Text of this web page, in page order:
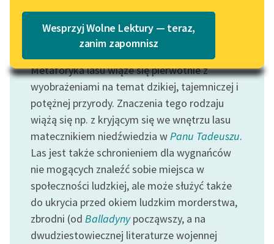
Lektury szkolne i klasyka
literatury do słuchania dla
uczennic i uczniów z
niepełnosprawnościami
E-kolekcja lektur
szkolnych i literatury do
słuchania dla uczennic i
uczniów z
niepełnosprawnościami
Feministyczne inspiracje.
Popularyzacja
skandynawskiej literatury
feministycznej
Katalog w formacie PDF
Wesprzyj Wolne Lektury — teraz,
zanim zapomnisz
Motyw: Las
Metaforyka lasu wiąże się pierwotnie z
wyobrażeniami na temat dzikiej, tajemniczej i
potężnej przyrody. Znaczenia tego rodzaju
wiążą się np. z kryjącym się we wnętrzu lasu
matecznikiem niedźwiedzia wPanu Tadeuszu.
Las jest także schronieniem dla wygnańców
nie mogących znaleźć sobie miejsca w
społeczności ludzkiej, ale może służyć także
do ukrycia przed okiem ludzkim morderstwa,
zbrodni (od Balladynypocząwszy, a na
dwudziestowiecznej literaturze wojennej